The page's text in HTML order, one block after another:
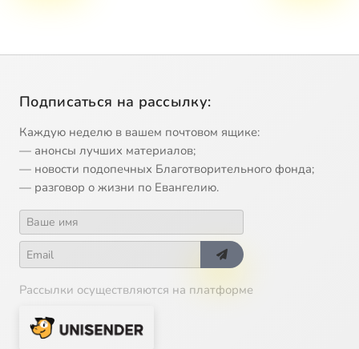
Подписаться на рассылку:
Каждую неделю в вашем почтовом ящике:
— анонсы лучших материалов;
— новости подопечных Благотворительного фонда;
— разговор о жизни по Евангелию.
Рассылки осуществляются на платформе